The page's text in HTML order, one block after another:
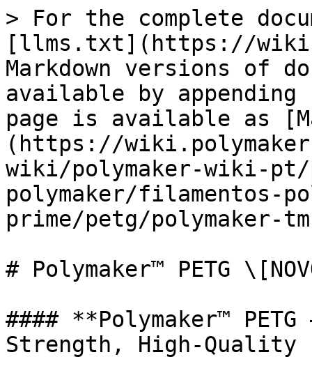
> For the complete
[llms.txt](https://
Markdown versions of
available by
page is available as
(https://
wiki/polymaker-wiki-pt/
polymaker/filamentos-
prime/petg/polymaker-
# Polymaker™ PETG
#### **Polymaker™
Strength, High-Quality